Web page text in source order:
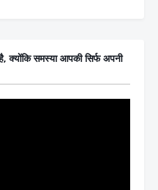
समस्या आपकी सिर्फ अपनी